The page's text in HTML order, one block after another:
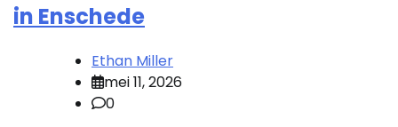
in Enschede
Ethan Miller
mei 11, 2026
0